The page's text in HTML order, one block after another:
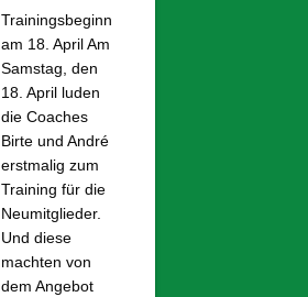
Trainingsbeginn
am 18. April Am
Samstag, den
18. April luden
die Coaches
Birte und André
erstmalig zum
Training für die
Neumitglieder.
Und diese
machten von
dem Angebot